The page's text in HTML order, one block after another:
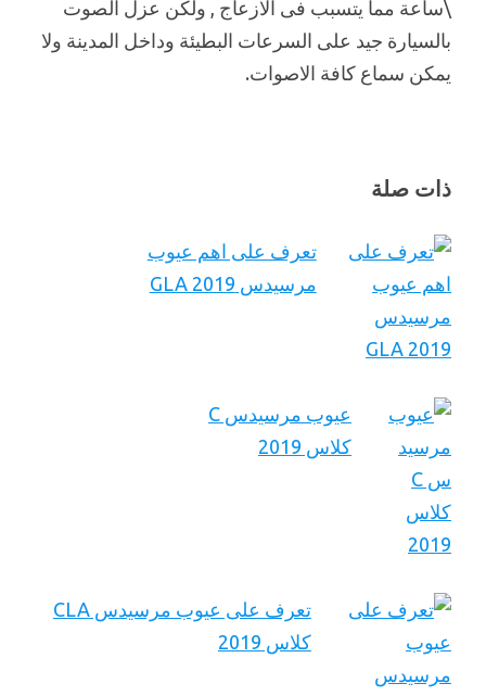
\ساعة مما يتسبب فى الازعاج , ولكن عزل الصوت
بالسيارة جيد على السرعات البطيئة وداخل المدينة ولا
يمكن سماع كافة الاصوات.
ذات صلة
تعرف على اهم عيوب
مرسيدس GLA 2019
عيوب مرسيدس C
كلاس 2019
تعرف على عيوب مرسيدس CLA
كلاس 2019